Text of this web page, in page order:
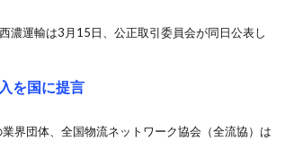
濃運輸は3月15日、公正取引委員会が同日公表し
を国に提言
界団体、全国物流ネットワーク協会（全流協）は